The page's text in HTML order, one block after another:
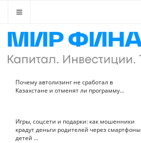
Почему автолизинг не сработал в
Казахстане и отменят ли программу...
Игры, соцсети и подарки: как мошенники
крадут деньги родителей через смартфоны
детей ...